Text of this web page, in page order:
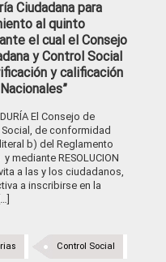
Ciudadana para
al quinto
el cual el Consejo
y Control Social
y calificación
El Consejo de
de conformidad
b) del Reglamento
mediante RESOLUCION
a las y los ciudadanos,
a inscribirse en la
Control Social